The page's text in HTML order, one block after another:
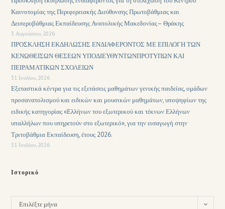
Καινοτομίας της Περιφερειακής Διεύθυνσης Πρωτοβάθμιας και
Δευτεροβάθμιας Εκπαίδευσης Ανατολικής Μακεδονίας– Θράκης
3 Αυγούστου, 2026
ΠΡΟΣΚΛΗΣΗ ΕΚΔΗΛΩΣΗΣ ΕΝΔΙΑΦΕΡΟΝΤΟΣ ΜΕ ΕΠΙΛΟΓΗ ΤΩΝ
ΚΕΝΩΘΕΙΣΩΝ ΘΕΣΕΩΝ ΥΠΟΔΙΕΥΘΥΝΤΩΝΠΡΟΤΥΠΩΝ ΚΑΙ
ΠΕΙΡΑΜΑΤΙΚΩΝ ΣΧΟΛΕΙΩΝ
31 Ιουλίου, 2026
Εξεταστικά κέντρα για τις εξετάσεις μαθημάτων γενικής παιδείας, ομάδων
προσανατολισμού και ειδικών και μουσικών μαθημάτων, υποψηφίων της
ειδικής κατηγορίας «Ελλήνων του εξωτερικού και τέκνων Ελλήνων
υπαλλήλων που υπηρετούν στο εξωτερικό», για την εισαγωγή στην
Τριτοβάθμια Εκπαίδευση, έτους 2026.
31 Ιουλίου, 2026
Ιστορικό
Επιλέξτε μήνα